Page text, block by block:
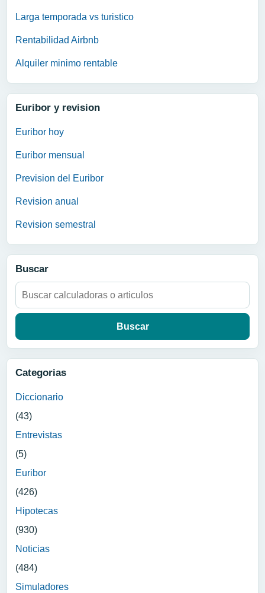
Larga temporada vs turistico
Rentabilidad Airbnb
Alquiler minimo rentable
Euribor y revision
Euribor hoy
Euribor mensual
Prevision del Euribor
Revision anual
Revision semestral
Buscar
Buscar:
Categorias
Diccionario
(43)
Entrevistas
(5)
Euribor
(426)
Hipotecas
(930)
Noticias
(484)
Simuladores